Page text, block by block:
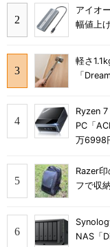
アイオ
幅値上
軽さ
「
Ryzen
PC「
万6998
Razer
フで収
NAS「